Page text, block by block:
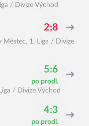
/ Divize Východ
2:8
Městec, 1. Liga / Divize
5:6
po prodl.
/ Divize Východ
4:3
po prodl.